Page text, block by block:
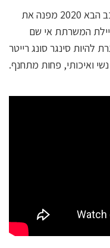
הזיכרון המעומעם של השתתפותה בכוכב הבא 2020 מפנה את
צעירה ש״כבר״ בת 19, חיילת המשרתת אי שם
סינגר סונג רייטר
ואיכותי, פחות מתחנף.